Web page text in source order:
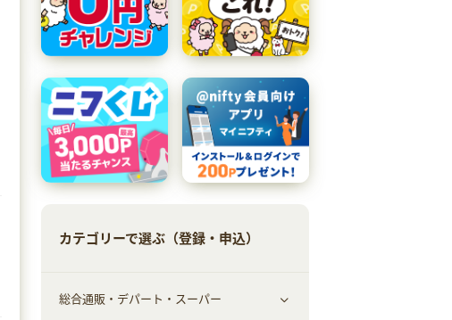
カテゴリーで選ぶ（登録・申込）
総合通販・デパート・スーパー